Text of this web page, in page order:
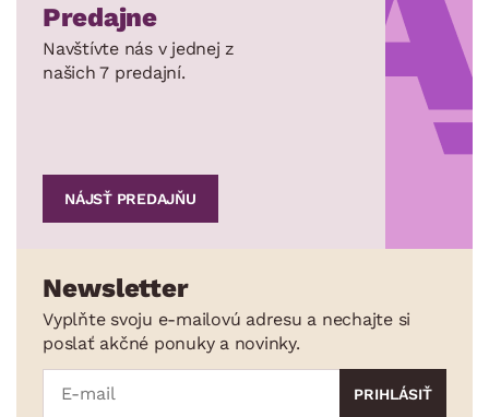
Predajne
Navštívte nás v jednej z
našich 7 predajní.
NÁJSŤ PREDAJŇU
Newsletter
Vyplňte svoju e-mailovú adresu a nechajte si
poslať akčné ponuky a novinky.